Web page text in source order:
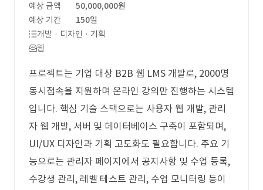
예상 금액
50,000,000원
예상 기간
150일
개발 · 디자인 · 기획
웹
프로젝트는 기업 대상 B2B 웹 LMS 개발로, 2000명
동시접속을 지원하며 온라인 강의만 진행하는 시스템
입니다. 핵심 기술 스택으로는 사용자 웹 개발, 관리
자 웹 개발, 서버 및 데이터베이스 구축이 포함되며,
UI/UX 디자인과 기획 고도화도 필요합니다. 주요 기
능으로는 관리자 페이지에서 공지사항 및 수업 등록,
수강생 관리, 레벨 테스트 관리, 수업 모니터링 등이